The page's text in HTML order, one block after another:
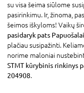
su visa šeima siūlome
pasirinkimu. Ir, žinoma,
šeimos iškyloms! Vaikų
pasidaryk pats
plačiau susipažinti.
norime maloniai
STMT kūrybinis rinkinys
204908.